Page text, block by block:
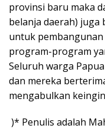
provinsi baru maka
belanja daerah) juga
untuk
program-program
Seluruh warga
dan mereka
mengabulkan
)* Penulis adalah